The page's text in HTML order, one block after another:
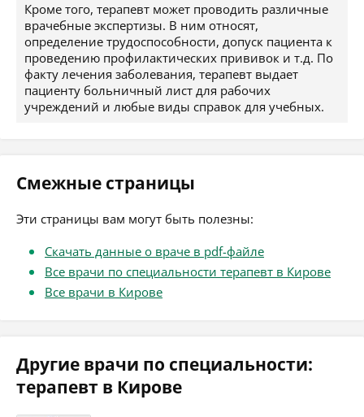
Кроме того, терапевт может проводить различные
врачебные экспертизы. В ним относят,
определение трудоспособности, допуск пациента к
проведению профилактических прививок и т.д. По
факту лечения заболевания, терапевт выдает
пациенту больничный лист для рабочих
учреждений и любые виды справок для учебных.
Смежные страницы
Эти страницы вам могут быть полезны:
Скачать данные о враче в pdf-файле
Все врачи по специальности терапевт в Кирове
Все врачи в Кирове
Другие врачи по специальности:
терапевт в Кирове